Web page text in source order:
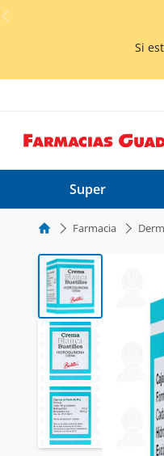
< div class="carousel-
Si
Super
Farmacia